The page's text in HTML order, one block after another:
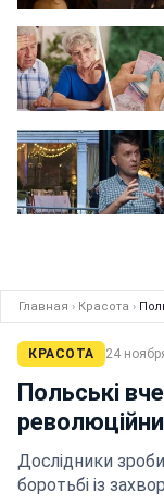
Главная › Красота ›
КРАСОТА 24
Польські
Дослідники
боротьбі із